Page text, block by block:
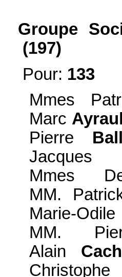
Groupe
(197)
Pour: 133
Mmes
Marc
Pierre
Mmes
MM.
Marie-
MM.
Alain